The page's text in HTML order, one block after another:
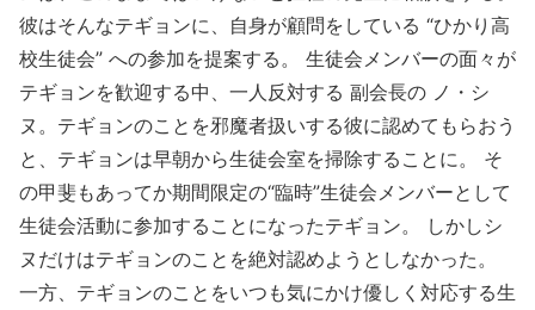
彼はそんなテギョンに、自身が顧問をしている “ひかり高
校生徒会” への参加を提案する。 生徒会メンバーの面々が
テギョンを歓迎する中、一人反対する 副会長の ノ・シ
ヌ。テギョンのことを邪魔者扱いする彼に認めてもらおう
と、テギョンは早朝から生徒会室を掃除することに。 そ
の甲斐もあってか期間限定の“臨時”生徒会メンバーとして
生徒会活動に参加することになったテギョン。 しかしシ
ヌだけはテギョンのことを絶対認めようとしなかった。
一方、テギョンのことをいつも気にかけ優しく対応する生